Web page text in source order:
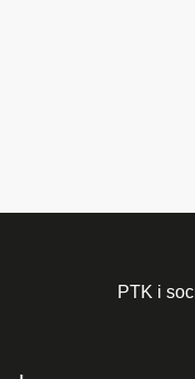
PTK i